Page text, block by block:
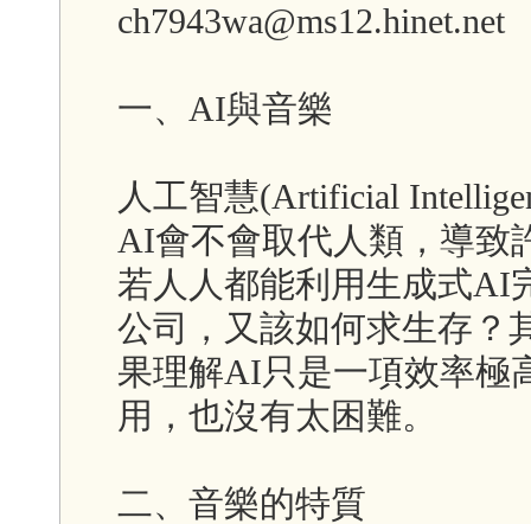
ch7943wa@ms12.hinet.net
一、AI與音樂
人工智慧(Artificial
AI會不會取代人類，導致
若人人都能利用生成式AI
公司，又該如何求生存？
果理解AI只是一項效率極
用，也沒有太困難。
二、音樂的特質